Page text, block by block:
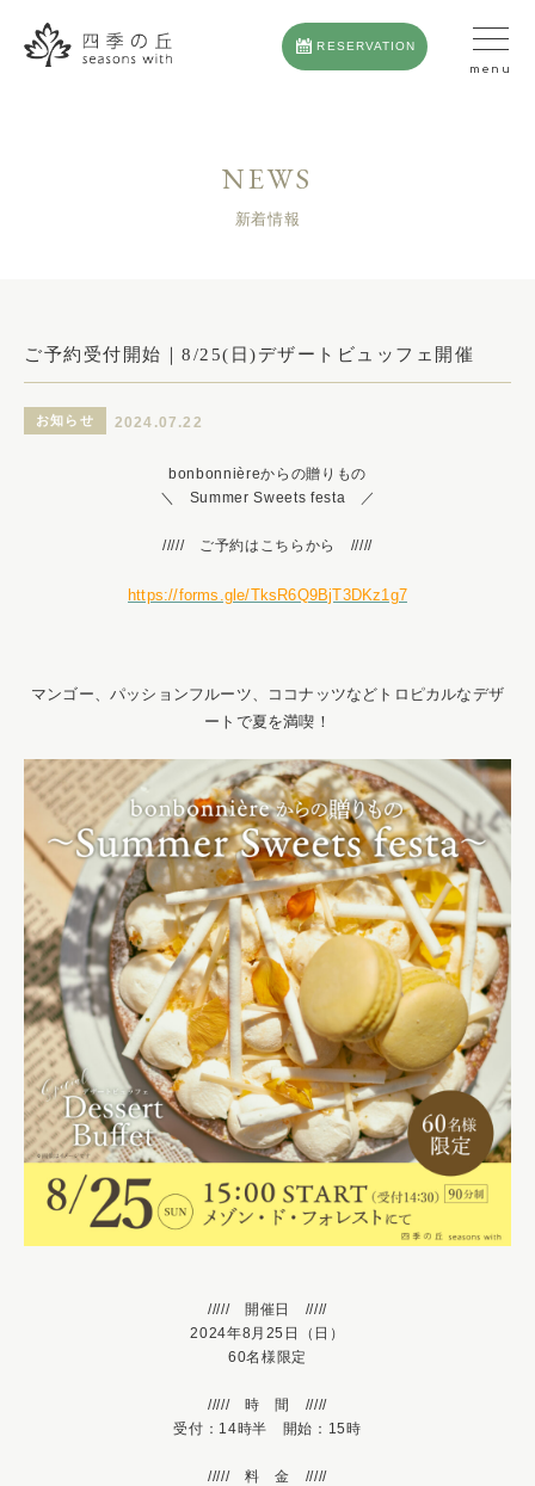
RESERVATION
NEWS
新着情報
ご予約受付開始｜8/25(日)デザートビュッフェ開催
お知らせ 2024.07.22
bonbonnièreからの贈りもの
＼ Summer Sweets festa ／
///// ご予約はこちらから /////
https://forms.gle/TksR6Q9BjT3DKz1g7
マンゴー、パッションフルーツ、ココナッツなどトロピカルなデザ
ートで夏を満喫！
///// 開催日 /////
2024年8月25日（日）
60名様限定
///// 時 間 /////
受付：14時半 開始：15時
///// 料 金 /////